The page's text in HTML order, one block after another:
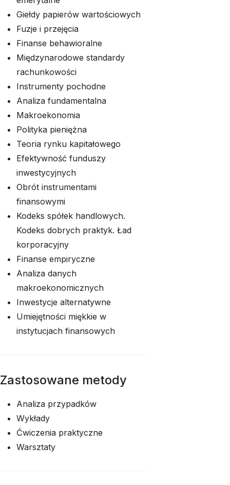
Giełdy papierów wartościowych
Fuzje i przejęcia
Finanse behawioralne
Międzynarodowe standardy
rachunkowości
Instrumenty pochodne
Analiza fundamentalna
Makroekonomia
Polityka pieniężna
Teoria rynku kapitałowego
Efektywność funduszy
inwestycyjnych
Obrót instrumentami
finansowymi
Kodeks spółek handlowych.
Kodeks dobrych praktyk. Ład
korporacyjny
Finanse empiryczne
Analiza danych
makroekonomicznych
Inwestycje alternatywne
Umiejętności miękkie w
instytucjach finansowych
Zastosowane metody
Analiza przypadków
Wykłady
Ćwiczenia praktyczne
Warsztaty